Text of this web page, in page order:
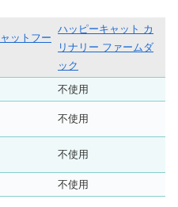
ットフー
ハッピーキャット カ
リナリー ファームダ
ック
不使用
不使用
不使用
不使用